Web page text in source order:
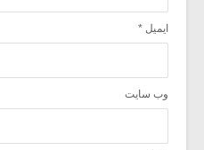
ایمیل *
وب‌ سایت